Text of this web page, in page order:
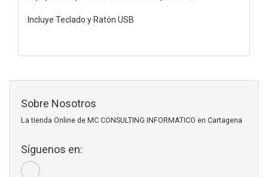
Incluye Teclado y Ratón USB
Sobre Nosotros
La tienda Online de MC CONSULTING INFORMATICO en Cartagena
Síguenos en: